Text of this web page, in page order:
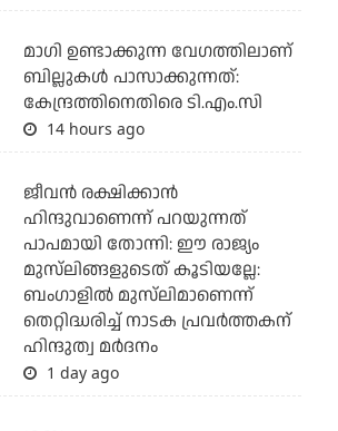
മാഗി ഉണ്ടാക്കുന്ന വേഗത്തിലാണ്
ബില്ലുകള്‍ പാസാക്കുന്നത്:
കേന്ദ്രത്തിനെതിരെ ടി.എം.സി
14 hours ago
ജീവന്‍ രക്ഷിക്കാന്‍
ഹിന്ദുവാണെന്ന് പറയുന്നത്
പാപമായി തോന്നി: ഈ രാജ്യം
മുസ്‌ലിങ്ങളുടെത് കൂടിയല്ലേ:
ബംഗാളില്‍ മുസ്‌ലിമാണെന്ന്
തെറ്റിദ്ധരിച്ച് നാടക പ്രവര്‍ത്തകന്
ഹിന്ദുത്വ മര്‍ദനം
1 day ago